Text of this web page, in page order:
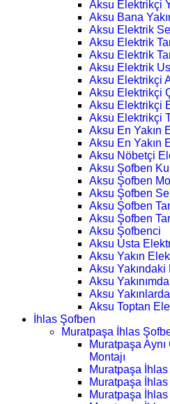
Aksu Elektrikçi
Aksu Bana
Aksu Elektrik
Aksu Elektrik
Aksu Elektrik
Aksu Elektrik
Aksu Elektrikçi
Aksu Elektrikçi
Aksu Elektrikçi
Aksu Elektrikçi
Aksu En Yakın
Aksu En Yakın
Aksu Nöbetçi
Aksu Şofben
Aksu Şofben
Aksu Şofben
Aksu Şofben
Aksu Şofben
Aksu Şofbenci
Aksu Usta
Aksu Yakın
Aksu
Aksu
Aksu
Aksu Toptan
İhlas Şofben
Muratpaşa İhlas
Muratpaşa
Montajı
Muratpaşa
Muratpaşa
Muratpaşa